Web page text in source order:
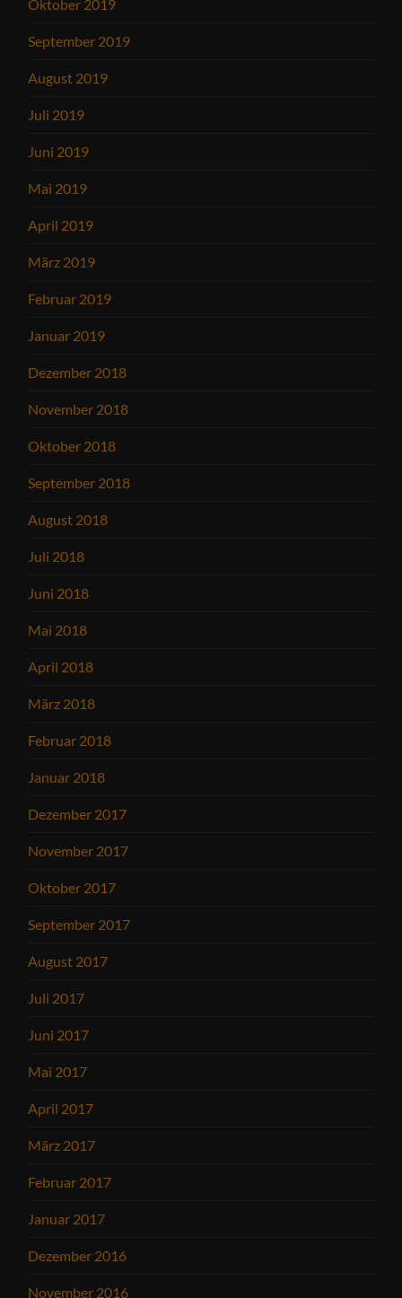
Oktober 2019
September 2019
August 2019
Juli 2019
Juni 2019
Mai 2019
April 2019
März 2019
Februar 2019
Januar 2019
Dezember 2018
November 2018
Oktober 2018
September 2018
August 2018
Juli 2018
Juni 2018
Mai 2018
April 2018
März 2018
Februar 2018
Januar 2018
Dezember 2017
November 2017
Oktober 2017
September 2017
August 2017
Juli 2017
Juni 2017
Mai 2017
April 2017
März 2017
Februar 2017
Januar 2017
Dezember 2016
November 2016